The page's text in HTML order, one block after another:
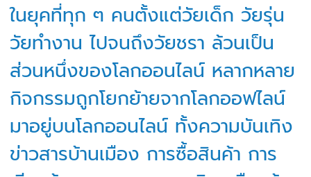
ในยุคที่ทุก ๆ คนตั้งแต่วัยเด็ก วัยรุ่น
วัยทำงาน ไปจนถึงวัยชรา ล้วนเป็น
ส่วนหนึ่งของโลกออนไลน์ หลากหลาย
กิจกรรมถูกโยกย้ายจากโลกออฟไลน์
มาอยู่บนโลกออนไลน์ ทั้งความบันเทิง
ข่าวสารบ้านเมือง การซื้อสินค้า การ